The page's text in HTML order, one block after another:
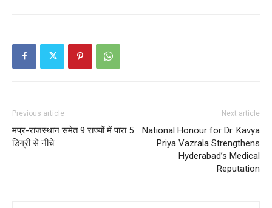
Previous article
मप्र-राजस्थान समेत 9 राज्यों में पारा 5
डिग्री से नीचे
Next article
National Honour for Dr. Kavya
Priya Vazrala Strengthens
Hyderabad’s Medical
Reputation